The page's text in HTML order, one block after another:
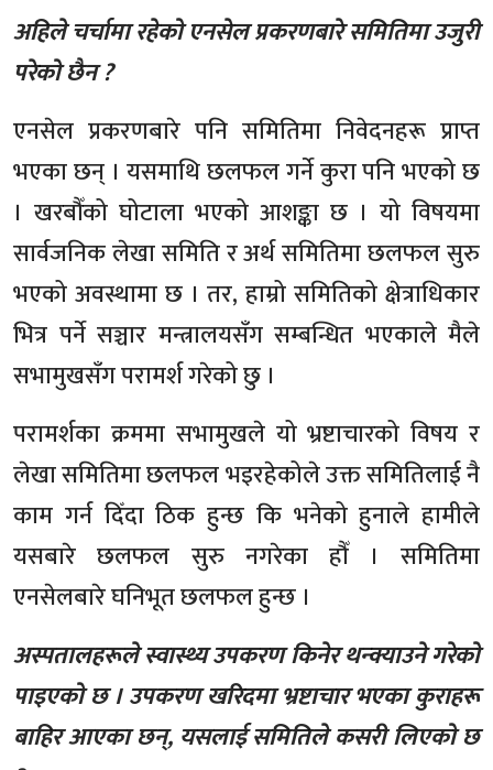
अहिले चर्चामा रहेको एनसेल प्रकरणबारे समितिमा उजुरी
परेको छैन ?
एनसेल प्रकरणबारे पनि समितिमा निवेदनहरू प्राप्त
भएका छन् । यसमाथि छलफल गर्ने कुरा पनि भएको छ
। खरबौँको घोटाला भएको आशङ्का छ । यो विषयमा
सार्वजनिक लेखा समिति र अर्थ समितिमा छलफल सुरु
भएको अवस्थामा छ । तर, हाम्रो समितिको क्षेत्राधिकार
भित्र पर्ने सञ्चार मन्त्रालयसँग सम्बन्धित भएकाले मैले
सभामुखसँग परामर्श गरेको छु ।
परामर्शका क्रममा सभामुखले यो भ्रष्टाचारको विषय र
लेखा समितिमा छलफल भइरहेकोले उक्त समितिलाई नै
काम गर्न दिँदा ठिक हुन्छ कि भनेको हुनाले हामीले
यसबारे छलफल सुरु नगरेका हौँ । समितिमा
एनसेलबारे घनिभूत छलफल हुन्छ ।
अस्पतालहरूले स्वास्थ्य उपकरण किनेर थन्क्याउने गरेको
पाइएको छ । उपकरण खरिदमा भ्रष्टाचार भएका कुराहरू
बाहिर आएका छन्, यसलाई समितिले कसरी लिएको छ